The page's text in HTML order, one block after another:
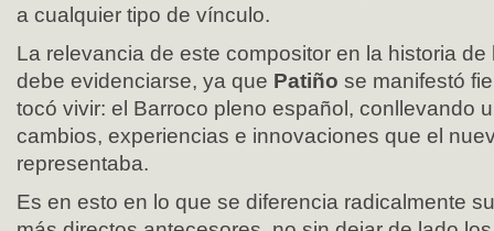
a cualquier tipo de vínculo.
La relevancia de este compositor en la historia
debe evidenciarse, ya que Patiño se manifestó
tocó vivir: el Barroco pleno español, conllevando
cambios, experiencias e innovaciones que el
representaba.
Es en esto en lo que se diferencia radicalmente